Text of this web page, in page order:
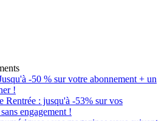
-50 % sur votre abonnement + un
!
Rentrée : jusqu'à -53% sur vos
engagement !